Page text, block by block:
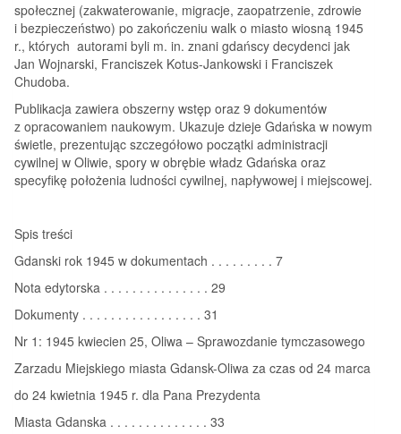
społecznej (zakwaterowanie, migracje, zaopatrzenie, zdrowie
i bezpieczeństwo) po zakończeniu walk o miasto wiosną 1945
r., których autorami byli m. in. znani gdańscy decydenci jak
Jan Wojnarski, Franciszek Kotus-Jankowski i Franciszek
Chudoba.
Publikacja zawiera obszerny wstęp oraz 9 dokumentów
z opracowaniem naukowym. Ukazuje dzieje Gdańska w nowym
świetle, prezentując szczegółowo początki administracji
cywilnej w Oliwie, spory w obrębie władz Gdańska oraz
specyfikę położenia ludności cywilnej, napływowej i miejscowej.
Spis treści
Gdanski rok 1945 w dokumentach . . . . . . . . . 7
Nota edytorska . . . . . . . . . . . . . . . 29
Dokumenty . . . . . . . . . . . . . . . . . 31
Nr 1: 1945 kwiecien 25, Oliwa – Sprawozdanie tymczasowego
Zarzadu Miejskiego miasta Gdansk-Oliwa za czas od 24 marca
do 24 kwietnia 1945 r. dla Pana Prezydenta
Miasta Gdanska . . . . . . . . . . . . . . 33